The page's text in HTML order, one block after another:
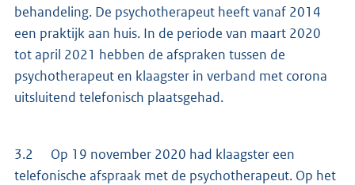
behandeling. De psychotherapeut heeft vanaf 2014
een praktijk aan huis. In de periode van maart 2020
tot april 2021 hebben de afspraken tussen de
psychotherapeut en klaagster in verband met corona
uitsluitend telefonisch plaatsgehad.
3.2 Op 19 november 2020 had klaagster een
telefonische afspraak met de psychotherapeut. Op het